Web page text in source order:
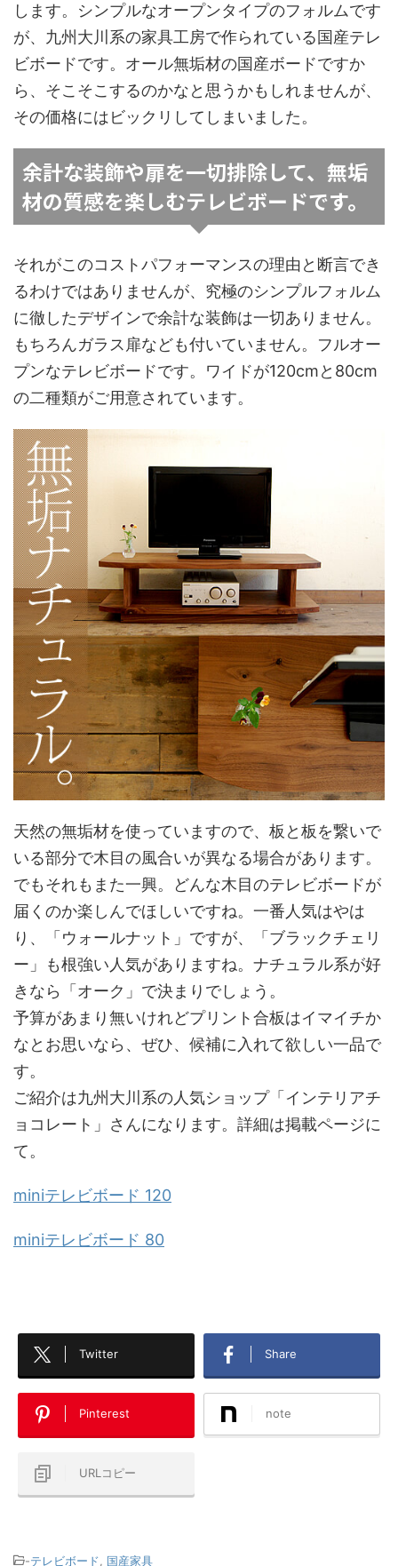
します。シンプルなオープンタイプのフォルムです
が、九州大川系の家具工房で作られている国産テレ
ビボードです。オール無垢材の国産ボードですか
ら、そこそこするのかなと思うかもしれませんが、
その価格にはビックリしてしまいました。
余計な装飾や扉を一切排除して、無垢
材の質感を楽しむテレビボードです。
それがこのコストパフォーマンスの理由と断言でき
るわけではありませんが、究極のシンプルフォルム
に徹したデザインで余計な装飾は一切ありません。
もちろんガラス扉なども付いていません。フルオー
プンなテレビボードです。ワイドが120cmと80cm
の二種類がご用意されています。
天然の無垢材を使っていますので、板と板を繋いで
いる部分で木目の風合いが異なる場合があります。
でもそれもまた一興。どんな木目のテレビボードが
届くのか楽しんでほしいですね。一番人気はやは
り、「ウォールナット」ですが、「ブラックチェリ
ー」も根強い人気がありますね。ナチュラル系が好
きなら「オーク」で決まりでしょう。
予算があまり無いけれどプリント合板はイマイチか
なとお思いなら、ぜひ、候補に入れて欲しい一品で
す。
ご紹介は九州大川系の人気ショップ「インテリアチ
ョコレート」さんになります。詳細は掲載ページに
て。
miniテレビボード 120
miniテレビボード 80
Twitter Share
Pinterest note
URLコピー
-テレビボード 国産家具